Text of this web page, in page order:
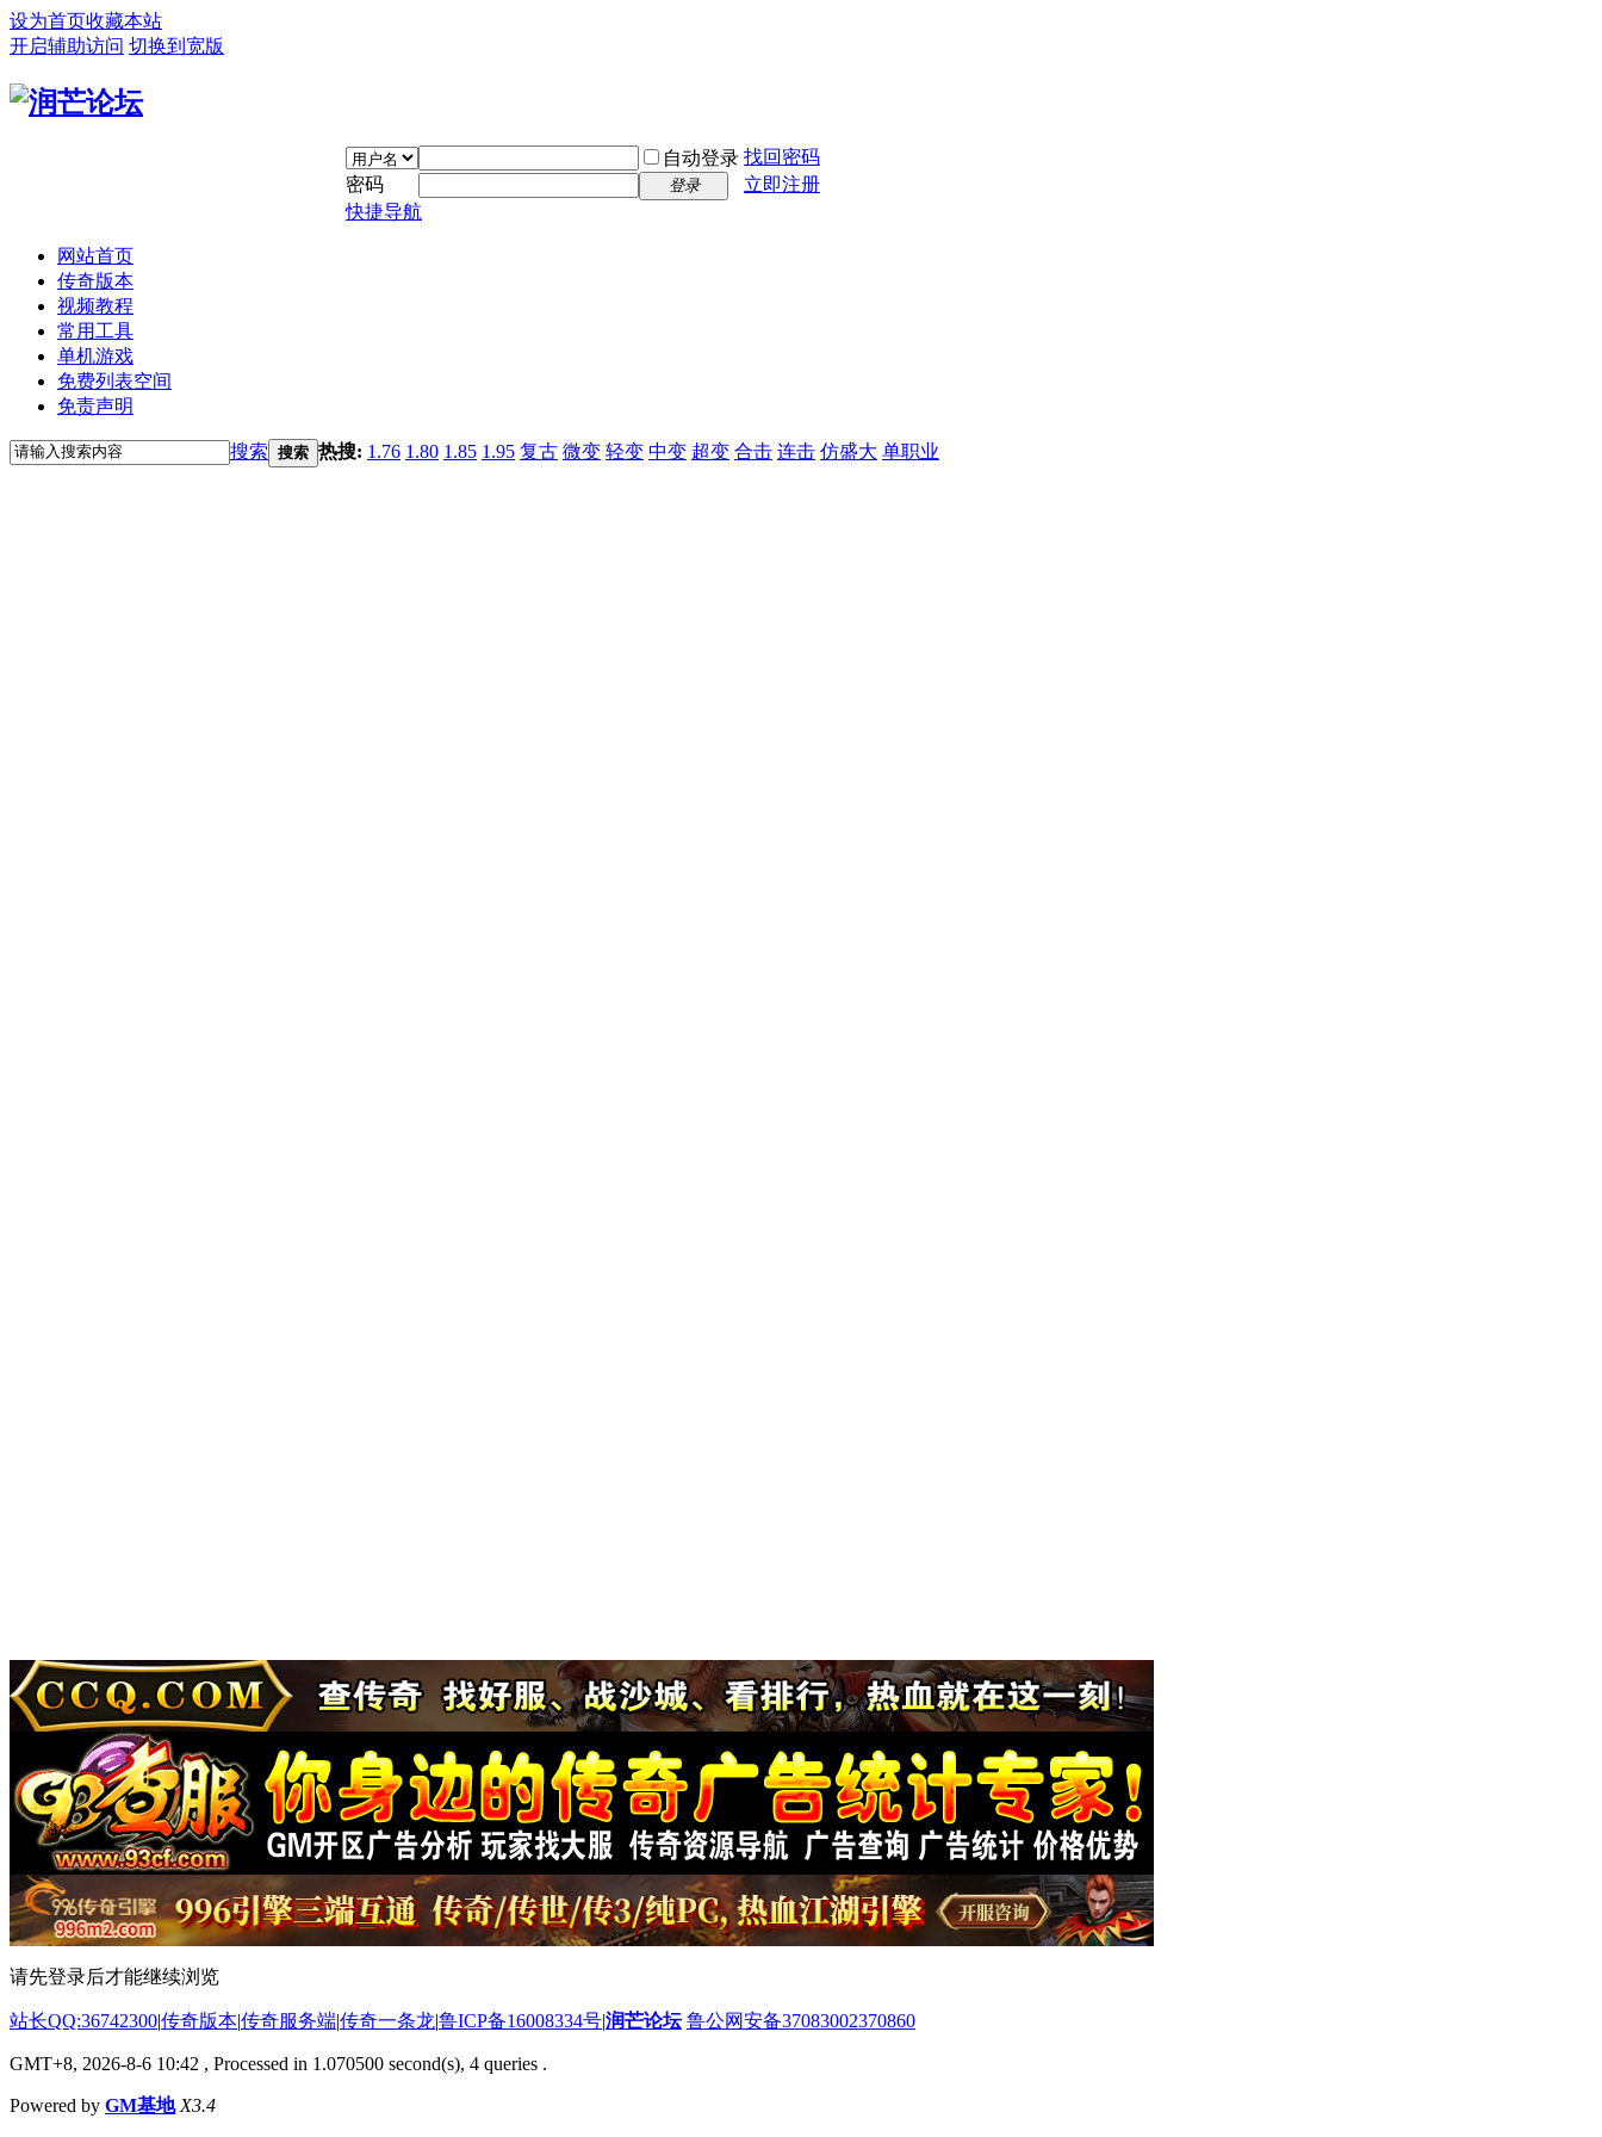
设为首页收藏本站
开启辅助访问 切换到宽版
自动登录 找回密码
密码
登录
立即注册
快捷导航
网站首页
传奇版本
视频教程
常用工具
单机游戏
免费列表空间
免责声明
搜索 搜索 热搜: 1.76 1.80 1.85 1.95 复古 微变 轻变 中变 超变 合击 连击 仿盛大 单职业
请先登录后才能继续浏览
站长QQ:36742300|传奇版本|传奇服务端|传奇一条龙|鲁ICP备16008334号|润芒论坛 鲁公网安备37083002370860
GMT+8, 2026-8-6 10:42 , Processed in 1.070500 second(s), 4 queries .
Powered by GM基地 X3.4